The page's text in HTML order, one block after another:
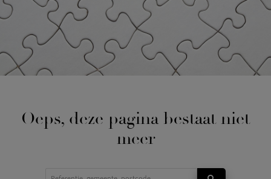
Oeps, deze pagina bestaat niet
meer